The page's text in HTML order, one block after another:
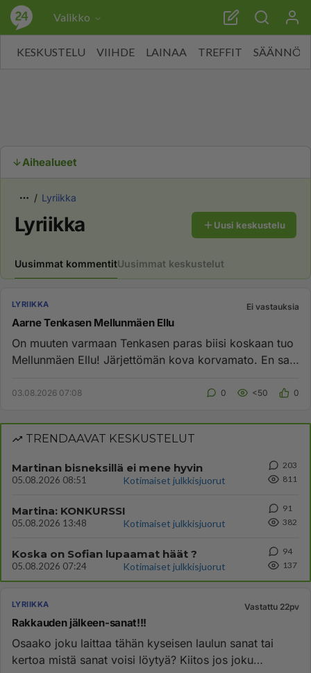
Valikko
KESKUSTELU VIIHDE LAINAA TREFFIT SÄÄNNÖT
Aihealueet
Lyriikka
Lyriikka Uusi keskustelu
Uusimmat kommentitUusimmat keskustelut
LYRIIKKA Ei vastauksia
Aarne Tenkasen Mellunmäen Ellu
On muuten varmaan Tenkasen paras biisi koskaan tuo
Mellunmäen Ellu! Järjettömän kova korvamato. En saa
03.08.2026 07:08 0 <50 0
TRENDAAVAT KESKUSTELUT
Martinan bisneksillä ei mene hyvin
05.08.2026 08:51 Kotimaiset julkkisjuorut
203
811
Martina: KONKURSSI
05.08.2026 13:48 Kotimaiset julkkisjuorut
91
382
Koska on Sofian lupaamat häät ?
05.08.2026 07:24 Kotimaiset julkkisjuorut
94
137
LYRIIKKA Vastattu 22pv
Rakkauden jälkeen-sanat!!!
Osaako joku laittaa tähän kyseisen laulun sanat tai
kertoa mistä sanat voisi löytyä? Kiitos jos joku